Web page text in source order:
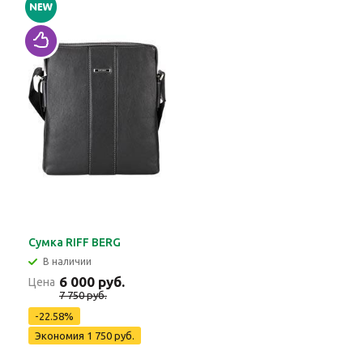
Сумка RIFF BERG
В наличии
Цена 6 000 руб.
7 750 руб.
-22.58%
Экономия 1 750 руб.